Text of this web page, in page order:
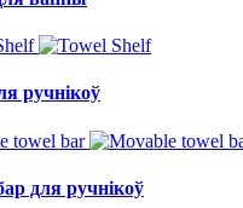
ручнікоў
для ручнікоў